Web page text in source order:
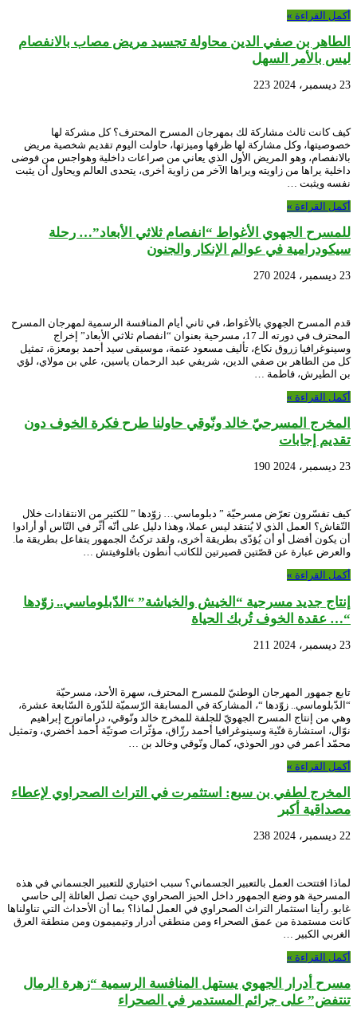
أكمل القراءة »
الطاهر بن صفي الدين محاولة تجسيد مريض مصاب بالانفصام
ليس بالأمر السهل
23 ديسمبر، 2024 223
كيف كانت ثالث مشاركة لك بمهرجان المسرح المحترف؟ كل مشركة لها
خصوصيتها، وكل مشاركة لها ظرفها وميزتها، حاولت اليوم تقديم شخصية مريض
بالانفصام، وهو المريض الأول الذي يعاني من صراعات داخلية وهواجس من فوضى
داخلية يراها من زاويته ويراها الآخر من زاوية أخرى، يتحدى العالم ويحاول أن يثبت
نفسه ويثبت …
أكمل القراءة »
للمسرح الجهوي الأغواط “انفصام ثلاثي الأبعاد”… رحلة
سيكودرامية في عوالم الإنكار والجنون
23 ديسمبر، 2024 270
قدم المسرح الجهوي بالأغواط، في ثاني أيام المنافسة الرسمية لمهرجان المسرح
المحترف في دورته الـ 17، مسرحية بعنوان “انفصام ثلاثي الأبعاد” إخراج
وسينوغرافيا زروق نكاع، تأليف مسعود عتمة، موسيقى سيد أحمد بومعزة، تمثيل
كل من الطاهر بن صفي الدين، شريفي عبد الرحمان ياسين، علي بن مولاي، لؤي
بن الطيرش، فاطمة …
أكمل القراءة »
المخرج المسرحيّ خالد ونّوقي حاولنا طرح فكرة الخوف دون
تقديم إجابات
23 ديسمبر، 2024 190
كيف تفسّرون تعرّض مسرحيّة ” دبلوماسي… زوّدها ” للكثير من الانتقادات خلال
النّقاش؟ العمل الذي لا يُنتقد ليس عملا، وهذا دليل على أنّه أثّر في النّاس أو أرادوا
أن يكون أفضل أو أن يُؤدّى بطريقة أخرى، ولقد تركتُ الجمهور يتفاعل بطريقة ما.
والعرض عبارة عن قصّتين قصيرتين للكاتب أنطون بافلوفيتش …
أكمل القراءة »
إنتاج جديد مسرحية “الخيش والخياشة” “الدّبلوماسي.. زوّدها
“… عقدة الخوف تُربك الحياة
23 ديسمبر، 2024 211
تابع جمهور المهرجان الوطنيّ للمسرح المحترف، سهرة الأحد، مسرحيّة
“الدّبلوماسي.. زوّدها “، المشاركة في المسابقة الرّسميّة للدّورة السّابعة عشرة،
وهي من إنتاج المسرح الجهويّ للجلفة للمخرج خالد ونّوقي، دراماتورج إبراهيم
نوّال، استشارة فنّية وسينوغرافيا أحمد رزّاق، مؤثّرات صوتيّة أحمد أخضري، وتمثيل
محمّد أعمر في دور الحوذي، كمال ونّوقي وخالد بن …
أكمل القراءة »
المخرج لطفي بن سبع: استثمرت في التراث الصحراوي لإعطاء
مصداقية أكبر
22 ديسمبر، 2024 238
لماذا افتتحت العمل بالتعبير الجسماني؟ سبب اختياري للتعبير الجسماني في هذه
المسرحية هو وضع الجمهور داخل الحيز الصحراوي حيث تصل العائلة إلى حاسي
غابو. رأينا استثمار التراث الصحراوي في العمل لماذا؟ بما أن الأحداث التي تناولناها
كانت مستمدة من عمق الصحراء ومن منطقي أدرار وتيميمون ومن منطقة العرق
الغربي الكبير …
أكمل القراءة »
مسرح أدرار الجهوي يستهل المنافسة الرسمية “زهرة الرمال
تنتفض” على جرائم المستدمر في الصحراء